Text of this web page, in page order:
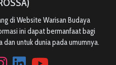
di Website Warisan Budaya
ini dapat bermanfaat bagi
dan untuk dunia pada umumnya.